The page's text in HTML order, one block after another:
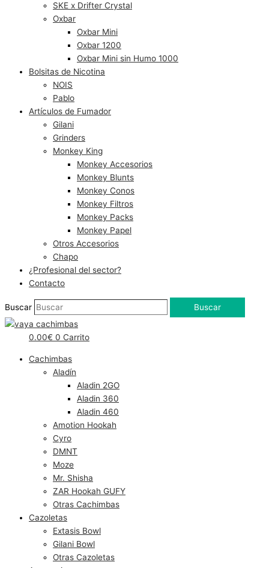
SKE x Drifter Crystal
Oxbar
Oxbar Mini
Oxbar 1200
Oxbar Mini sin Humo 1000
Bolsitas de Nicotina
NOIS
Pablo
Artículos de Fumador
Gilani
Grinders
Monkey King
Monkey Accesorios
Monkey Blunts
Monkey Conos
Monkey Filtros
Monkey Packs
Monkey Papel
Otros Accesorios
Chapo
¿Profesional del sector?
Contacto
Buscar Buscar
0.00€ 0 Carrito
Cachimbas
Aladín
Aladin 2GO
Aladin 360
Aladin 460
Amotion Hookah
Cyro
DMNT
Moze
Mr. Shisha
ZAR Hookah GUFY
Otras Cachimbas
Cazoletas
Extasis Bowl
Gilani Bowl
Otras Cazoletas